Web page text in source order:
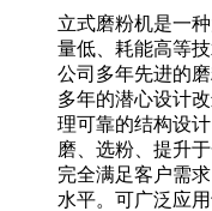
立式磨粉机是一
量低、耗能高等
公司多年先进的
多年的潜心设计
理可靠的结构设
磨、选粉、提升
完全满足客户需
水平。可广泛应